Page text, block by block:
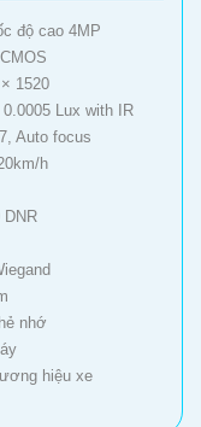
độ cao 4MP
1520
Lux with IR
Auto focus
h
DNR
nhớ
hiệu xe